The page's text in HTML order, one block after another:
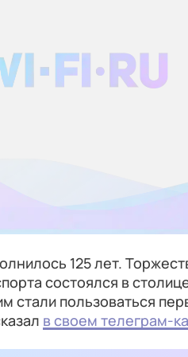
125 лет.
состоялся в
стали пользоваться
в своем телеграм-